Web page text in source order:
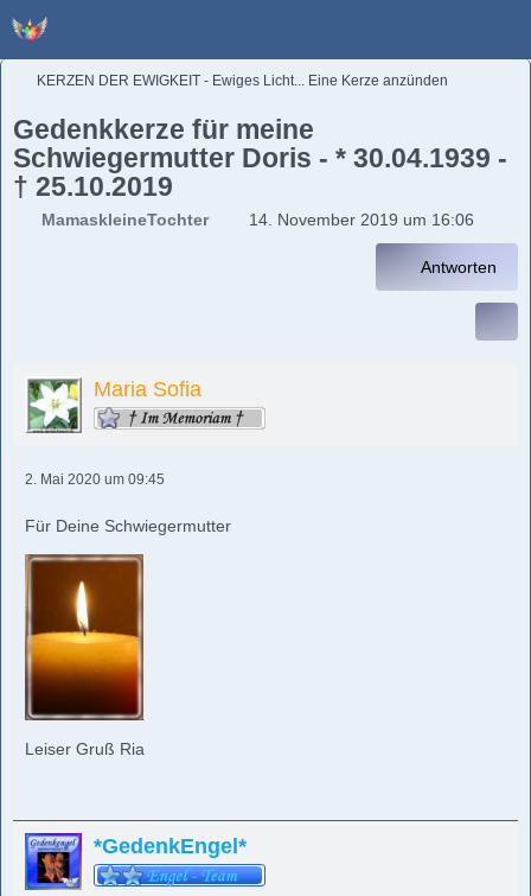
KERZEN DER EWIGKEIT - Ewiges Licht... Eine Kerze anzünden
Gedenkkerze für meine
Schwiegermutter Doris - * 30.04.1939 -
† 25.10.2019
MamaskleineTochter 14. November 2019 um 16:06
Antworten
Maria Sofia
2. Mai 2020 um 09:45
Für Deine Schwiegermutter
Leiser Gruß Ria
*GedenkEngel*